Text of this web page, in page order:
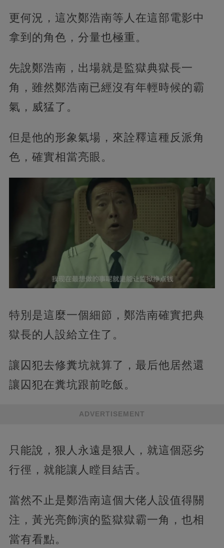
更何況，這次鄭浩南等人在這部電影中
拿到的角色，分量也極重。
先說鄭浩南，出場就是監獄典獄長一
角，雖然鄭浩南已經沒有年輕時候的霸
氣，威猛了。
但是他的形象氣場，來詮釋這種反派角
色，確實相當亮眼。
特別是這麼一個細節，鄭浩南確實把典
獄長的人設給立住了。
讓囚犯去修糞坑就算了，最后他居然還
讓囚犯在糞坑跟前吃飯。
ADVERTISEMENT
只能說，狠人永遠是狠人，就這個惡劣
行徑，就能讓人瞠目結舌。
當然不止是鄭浩南這個大佬人設值得關
注，黃光亮飾演的監獄獄霸一角，也相
當有看點。